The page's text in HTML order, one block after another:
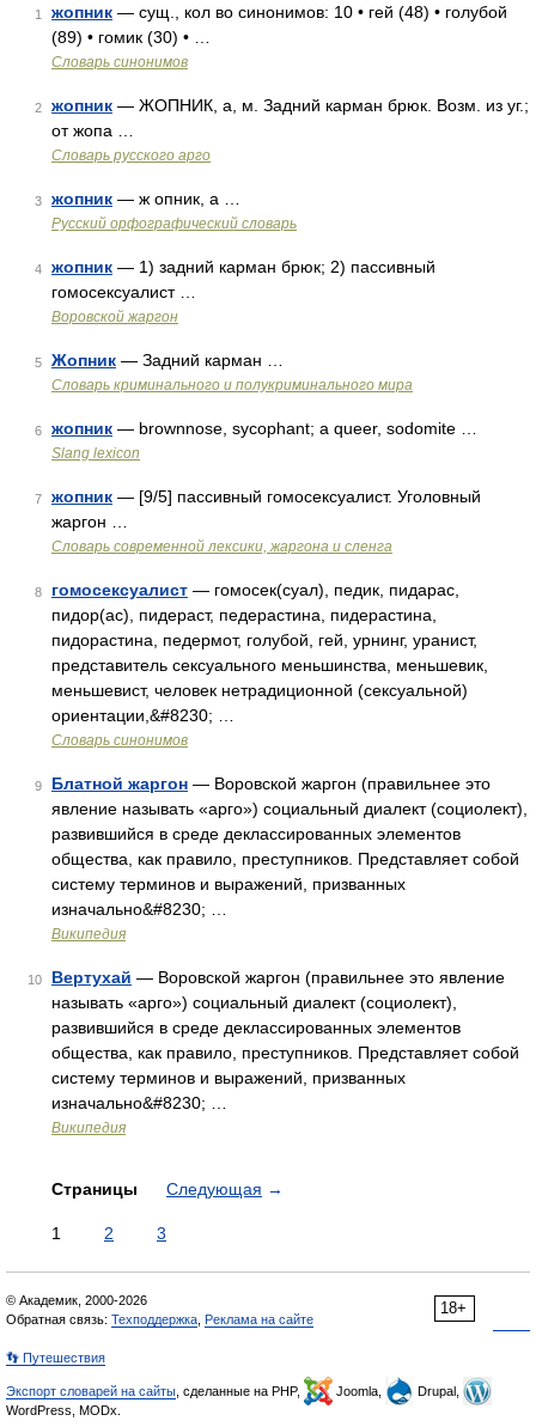
1 жопник — сущ., кол во синонимов: 10 • гей (48) • голубой
(89) • гомик (30) • …
Словарь синонимов
2 жопник — ЖОПНИК, а, м. Задний карман брюк. Возм. из уг.;
от жопа …
Словарь русского арго
3 жопник — ж опник, а …
Русский орфографический словарь
4 жопник — 1) задний карман брюк; 2) пассивный
гомосексуалист …
Воровской жаргон
5 Жопник — Задний карман …
Словарь криминального и полукриминального мира
6 жопник — brownnose, sycophant; a queer, sodomite …
Slang lexicon
7 жопник — [9/5] пассивный гомосексуалист. Уголовный
жаргон …
Cловарь современной лексики, жаргона и сленга
8 гомосексуалист — гомосек(суал), педик, пидарас,
пидор(ас), пидераст, педерастина, пидерастина,
пидорастина, педермот, голубой, гей, урнинг, уранист,
представитель сексуального меньшинства, меньшевик,
меньшевист, человек нетрадиционной (сексуальной)
ориентации,&#8230; …
Словарь синонимов
9 Блатной жаргон — Воровской жаргон (правильнее это
явление называть «арго») социальный диалект (социолект),
развившийся в среде деклассированных элементов
общества, как правило, преступников. Представляет собой
систему терминов и выражений, призванных
изначально&#8230; …
Википедия
10 Вертухай — Воровской жаргон (правильнее это явление
называть «арго») социальный диалект (социолект),
развившийся в среде деклассированных элементов
общества, как правило, преступников. Представляет собой
систему терминов и выражений, призванных
изначально&#8230; …
Википедия
Страницы Следующая →
1 2 3
18+
© Академик, 2000-2026
Обратная связь: Техподдержка Реклама на сайте
👣 Путешествия
Экспорт словарей на сайты , сделанные на PHP, Joomla,
Drupal,
WordPress, MODx.